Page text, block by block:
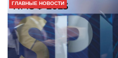
ГЛАВНЫЕ НОВОСТИ